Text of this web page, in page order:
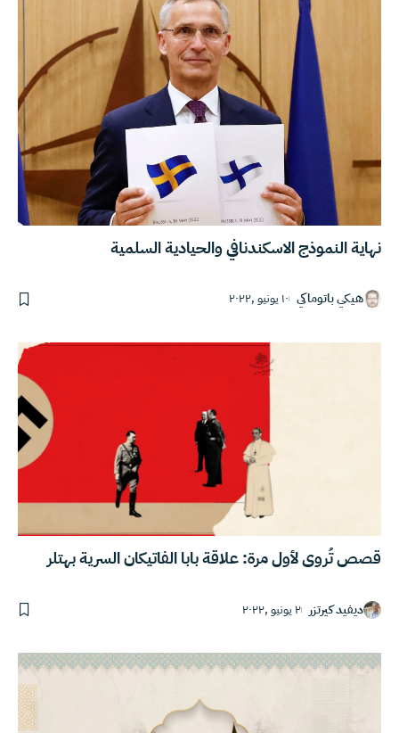
نهاية النموذج الاسكندنافي والحيادية السلمية
هيكي باتوماكي ١٠ يونيو ,٢٠٢٢
قصص تُروى لأول مرة: علاقة بابا الفاتيكان السرية بهتلر
ديفيد كيرتزر ٢ يونيو ,٢٠٢٢